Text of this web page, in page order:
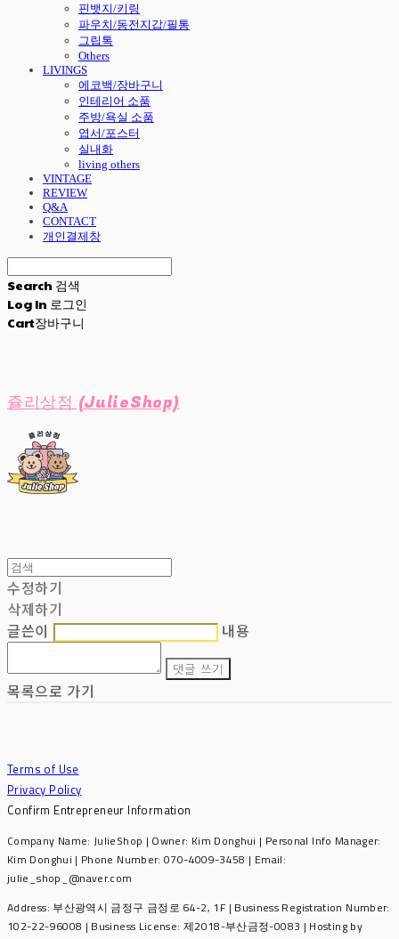
핀뱃지/키링
파우치/동전지갑/필통
그립톡
Others
LIVINGS
에코백/장바구니
인테리어 소품
주방/욕실 소품
엽서/포스터
실내화
living others
VINTAGE
REVIEW
Q&A
CONTACT
개인결제창
Search 검색
Log In 로그인
Cart장바구니
쥴리상점 (JulieShop)
수정하기
삭제하기
글쓴이
내용
댓글 쓰기
목록으로 가기
Terms of Use
Privacy Policy
Confirm Entrepreneur Information
Company Name: JulieShop | Owner: Kim Donghui | Personal Info Manager:
Kim Donghui | Phone Number: 070-4009-3458 | Email:
julie_shop_@naver.com
Address: 부산광역시 금정구 금정로 64-2, 1F | Business Registration Number:
102-22-96008 | Business License: 제2018-부산금정-0083 | Hosting by